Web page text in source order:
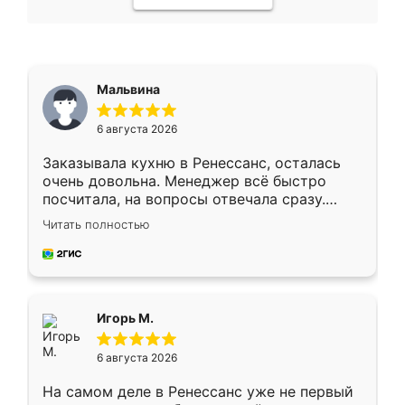
Мальвина
6 августа 2026
Заказывала кухню в Ренессанс, осталась
очень довольна. Менеджер всё быстро
посчитала, на вопросы отвечала сразу.
Замерщик приехал в субботу, подошёл к
делу со всей ответственностью. Собрали
за день, ребята работали аккуратно, даже
Читать полностью
Игорь М.
6 августа 2026
На самом деле в Ренессанс уже не первый